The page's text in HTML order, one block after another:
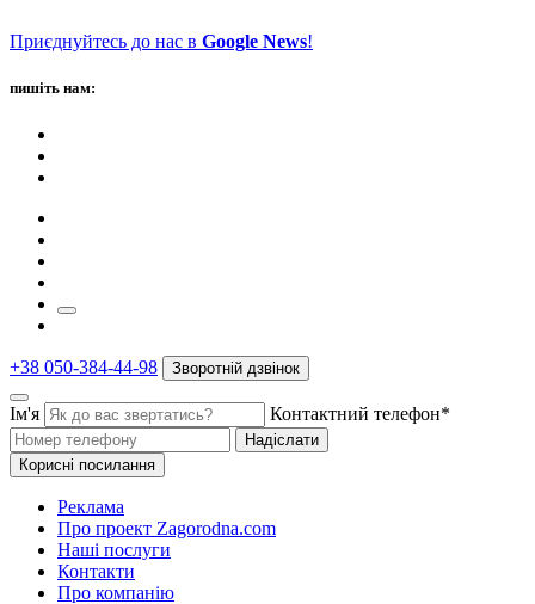
Приєднуйтесь до нас в Google News!
пишіть нам:
+38 050-384-44-98 Зворотній дзвінок
Ім'я Контактний телефон*
Надіслати
Корисні посилання
Реклама
Про проект Zagorodna.com
Наші послуги
Контакти
Про компанію